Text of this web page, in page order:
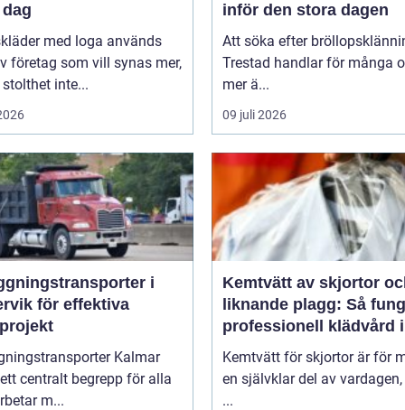
med loga används
företag som vill synas mer,
inte...
inför den stora dagen
Att söka efter
Trestad handlar för många
mer ä...
09 juli 2026
i
för effektiva
Kalmar
centralt begrepp för alla
m...
Kemtvätt av skjortor
liknande plagg: Så
professionell klädvård i
praktiken
Kemtvätt för skjortor är för
en självklar del av
...